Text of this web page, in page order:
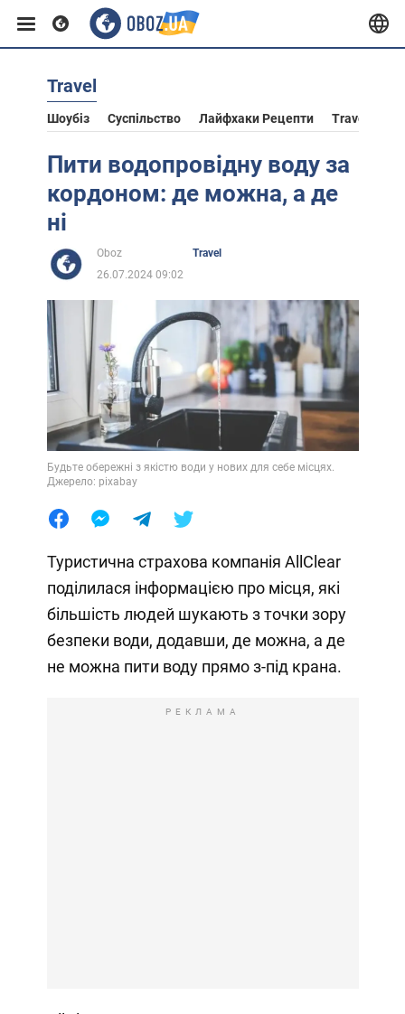
Європа
США
Африка
Життя
Лайфхаки
Travel
Шоубіз Суспільство Лайфхаки Рецепти Travel
Пити водопровідну воду за
кордоном: де можна, а де
ні
Oboz
Travel
26.07.2024 09:02
Будьте обережні з якістю води у нових для себе місцях.
Джерело: pixabay
Туристична страхова компанія AllClear
поділилася інформацією про місця, які
більшість людей шукають з точки зору
безпеки води, додавши, де можна, а де
не можна пити воду прямо з-під крана.
РЕКЛАМА